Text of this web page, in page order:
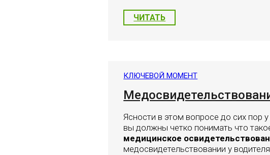
ЧИТАТЬ
КЛЮЧЕВОЙ МОМЕНТ
Ясности в этом вопросе до сих пор
вы должны четко понимать что
медицинское
медосвидетельствовании у